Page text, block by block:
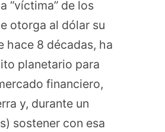
“víctima” de los
otorga al dólar su
hace 8 décadas, ha
planetario para
financiero,
y, durante un
sostener con esa